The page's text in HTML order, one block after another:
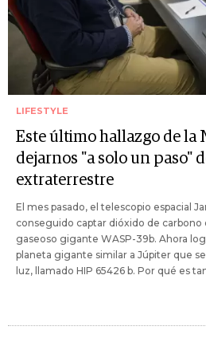
LIFESTYLE
Este último hallazgo de la
dejarnos "a solo un paso"
extraterrestre
El mes pasado, el telescopio espacial
conseguido captar dióxido de carbono
gaseoso gigante WASP-39b. Ahora
planeta gigante similar a Júpiter que
luz, llamado HIP 65426 b. Por qué es